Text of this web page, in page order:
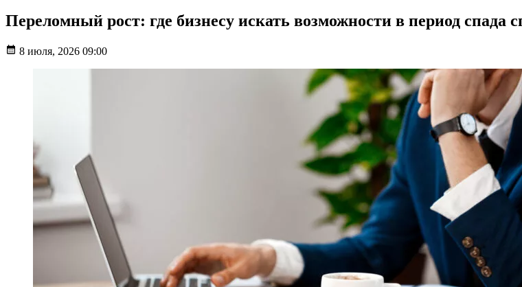
Переломный рост: где бизнесу искать возможности в период спада
8 июля, 2026 09:00